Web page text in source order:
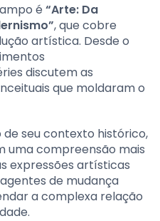
é “Arte: Da
, que cobre
artística. Desde o
discutem as
que moldaram o
seu contexto histórico,
uma compreensão mais
expressões artísticas
de mudança
a complexa relação